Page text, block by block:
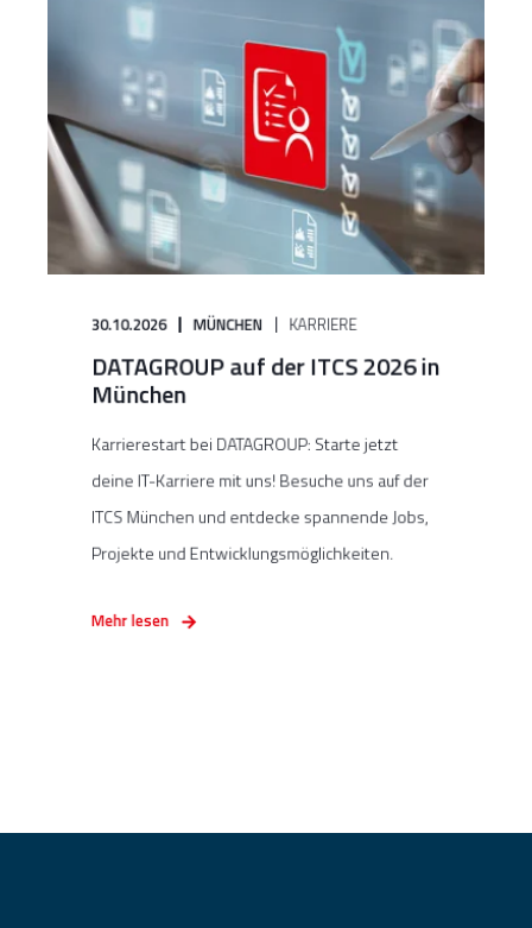
30.10.2026 MÜNCHEN KARRIERE
DATAGROUP auf der ITCS 2026 in
München
Karrierestart bei DATAGROUP: Starte jetzt
deine IT-Karriere mit uns! Besuche uns auf der
ITCS München und entdecke spannende Jobs,
Projekte und Entwicklungsmöglichkeiten.
Mehr lesen